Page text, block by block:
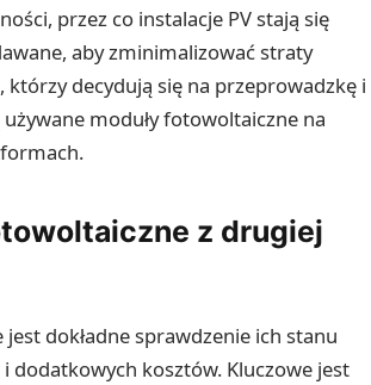
przez co instalacje PV stają się
aby zminimalizować straty
decydują się na przeprowadzkę i
moduły fotowoltaiczne na
z drugiej
dokładne sprawdzenie ich stanu
dodatkowych kosztów. Kluczowe jest